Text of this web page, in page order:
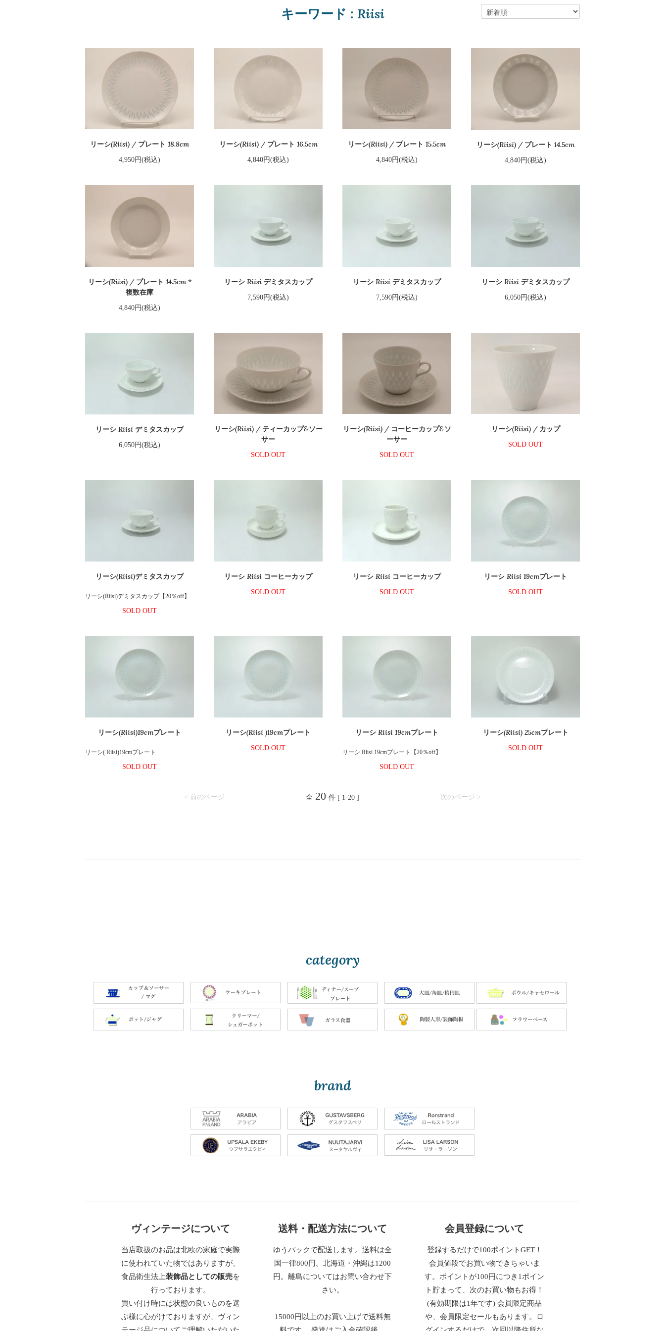
キーワード : Riisi
リーシ(Riisi) / プレート 18.8cm
4,950円(税込)
リーシ(Riisi) / プレート 16.5cm
4,840円(税込)
リーシ(Riisi) / プレート 15.5cm
4,840円(税込)
リーシ(Riisi) / プレート 14.5cm
4,840円(税込)
リーシ(Riisi) / プレート 14.5cm *
複数在庫
4,840円(税込)
リーシ Riisi デミタスカップ
7,590円(税込)
リーシ Riisi デミタスカップ
7,590円(税込)
リーシ Riisi デミタスカップ
6,050円(税込)
リーシ Riisi デミタスカップ
6,050円(税込)
リーシ(Riisi) / ティーカップ&ソー
サー
SOLD OUT
リーシ(Riisi) / コーヒーカップ&ソ
ーサー
SOLD OUT
リーシ(Riisi) / カップ
SOLD OUT
リーシ(Riisi)デミタスカップ
リーシ(Riisi)デミタスカップ【20％off】
SOLD OUT
リーシ Riisi コーヒーカップ
SOLD OUT
リーシ Riisi コーヒーカップ
SOLD OUT
リーシ Riisi 19cmプレート
SOLD OUT
リーシ(Riisi)19cmプレート
リーシ( Riisi)19cmプレート
SOLD OUT
リーシ(Riisi )19cmプレート
SOLD OUT
リーシ Riisi 19cmプレート
リーシ Riisi 19cmプレート【20％off】
SOLD OUT
リーシ(Riisi) 25cmプレート
SOLD OUT
< 前のページ 次のページ >
全 20 件 [ 1-20 ]
category
brand
ヴィンテージについて
当店取扱のお品は北欧の家庭で実際
に使われていた物ではありますが、
食品衛生法上装飾品としての販売を
行っております。
買い付け時には状態の良いものを選
ぶ様に心がけておりますが、ヴィン
送料・配送方法について
ゆうパックで配送します。送料は全
国一律800円。北海道・沖縄は1200
円。離島についてはお問い合わせ下
さい。
15000円以上のお買い上げで送料無
会員登録について
登録するだけで100ポイントGET！
会員値段でお買い物できちゃいま
す。ポイントが100円につき1ポイン
ト貯まって、次のお買い物もお得！
(有効期限は1年です) 会員限定商品
や、会員限定セールもあります。ロ